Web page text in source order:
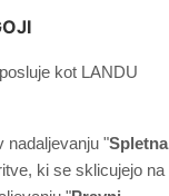
kot LANDU
nadaljevanju "Spletna
ki se sklicujejo na